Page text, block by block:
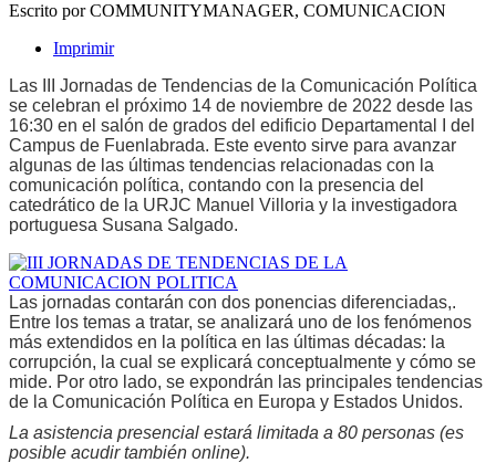
Escrito por COMMUNITYMANAGER, COMUNICACION
Imprimir
Las III Jornadas de Tendencias de la Comunicación Política
se celebran el próximo 14 de noviembre de 2022 desde las
16:30 en el salón de grados del edificio Departamental I del
Campus de Fuenlabrada. Este evento sirve para avanzar
algunas de las últimas tendencias relacionadas con la
comunicación política, contando con la presencia del
catedrático de la URJC Manuel Villoria y la investigadora
portuguesa Susana Salgado.
Las jornadas contarán con dos ponencias diferenciadas,.
Entre los temas a tratar, se analizará uno de los fenómenos
más extendidos en la política en las últimas décadas: la
corrupción, la cual se explicará conceptualmente y cómo se
mide. Por otro lado, se expondrán las principales tendencias
de la Comunicación Política en Europa y Estados Unidos.
La asistencia presencial estará limitada a 80 personas (es
posible acudir también online).